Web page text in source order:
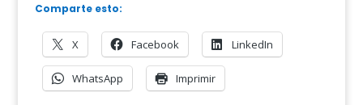
Comparte esto:
X Facebook LinkedIn
WhatsApp Imprimir